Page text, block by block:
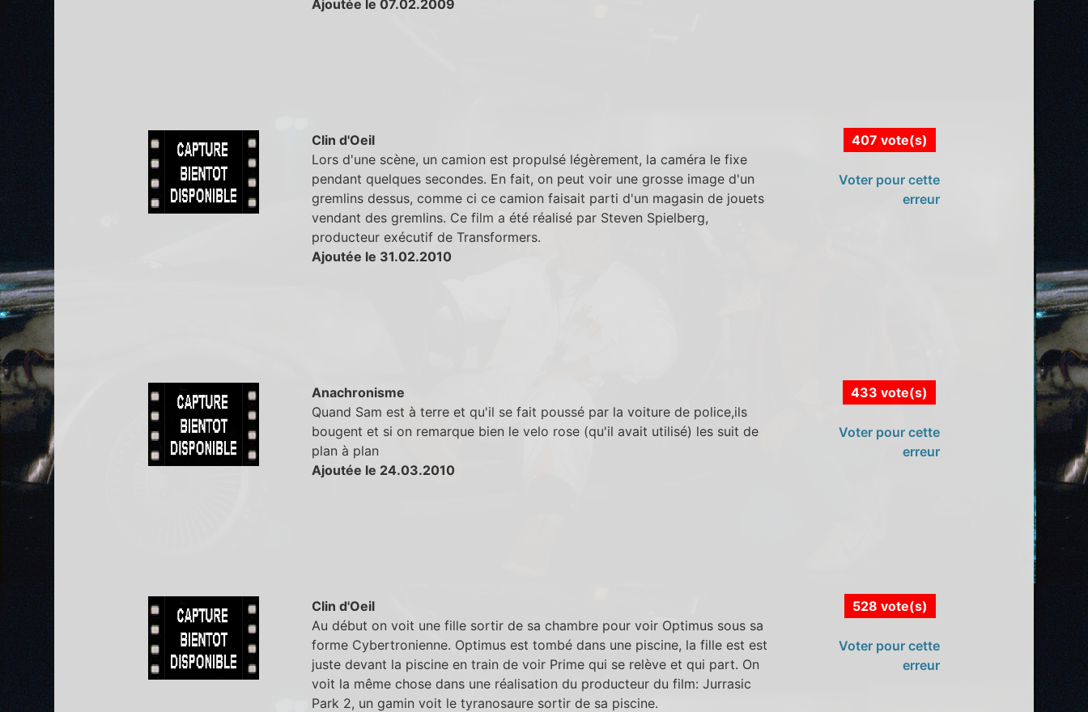
Ajoutée le 07.02.2009
Clin d'Oeil
Lors d'une scène, un camion est propulsé légèrement, la caméra le fixe
pendant quelques secondes. En fait, on peut voir une grosse image d'un
gremlins dessus, comme ci ce camion faisait parti d'un magasin de jouets
vendant des gremlins. Ce film a été réalisé par Steven Spielberg,
producteur exécutif de Transformers.
Ajoutée le 31.02.2010
407 vote(s)
Voter pour cette
erreur
Anachronisme
Quand Sam est à terre et qu'il se fait poussé par la voiture de police,ils
bougent et si on remarque bien le velo rose (qu'il avait utilisé) les suit de
plan à plan
Ajoutée le 24.03.2010
433 vote(s)
Voter pour cette
erreur
Clin d'Oeil
Au début on voit une fille sortir de sa chambre pour voir Optimus sous sa
forme Cybertronienne. Optimus est tombé dans une piscine, la fille est est
juste devant la piscine en train de voir Prime qui se relève et qui part. On
voit la même chose dans une réalisation du producteur du film: Jurrasic
Park 2, un gamin voit le tyranosaure sortir de sa piscine.
528 vote(s)
Voter pour cette
erreur